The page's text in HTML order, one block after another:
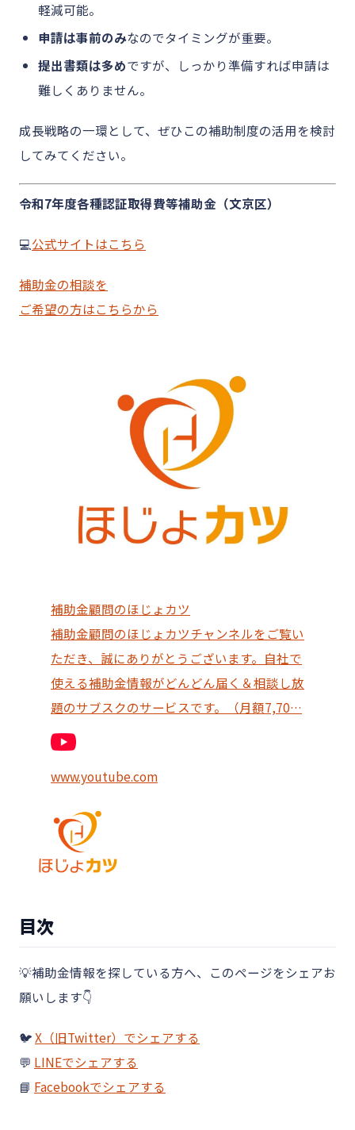
軽減可能。
申請は事前のみなのでタイミングが重要。
提出書類は多めですが、しっかり準備すれば申請は
難しくありません。
成長戦略の一環として、ぜひこの補助制度の活用を検討
してみてください。
令和7年度各種認証取得費等補助金（文京区）
💻公式サイトはこちら
補助金の相談を
ご希望の方はこちらから
補助金顧問のほじょカツ
補助金顧問のほじょカツチャンネルをご覧い
ただき、誠にありがとうございます。自社で
使える補助金情報がどんどん届く＆相談し放
題のサブスクのサービスです。（月額7,70…
www.youtube.com
目次
💡補助金情報を探している方へ、このページをシェアお
願いします👇
🐦X（旧Twitter）でシェアする
💬 LINEでシェアする
📘 Facebookでシェアする